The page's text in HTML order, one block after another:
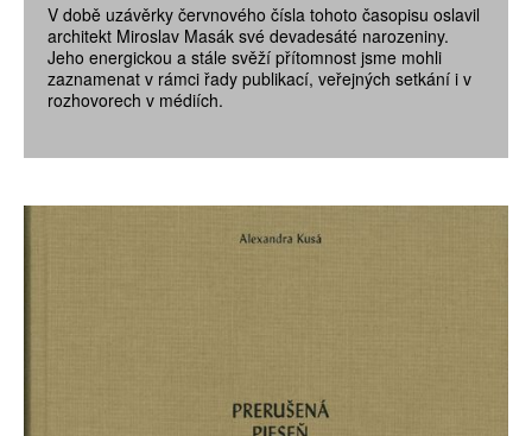
V době uzávěrky červnového čísla tohoto časopisu oslavil
architekt Miroslav Masák své devadesáté narozeniny.
Jeho energickou a stále svěží přítomnost jsme mohli
zaznamenat v rámci řady publikací, veřejných setkání i v
rozhovorech v médiích.